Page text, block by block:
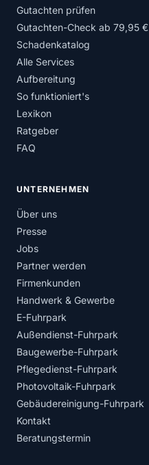
Gutachten prüfen
Gutachten-Check ab 79,95 €
Schadenkatalog
Alle Services
Aufbereitung
So funktioniert's
Lexikon
Ratgeber
FAQ
UNTERNEHMEN
Über uns
Presse
Jobs
Partner werden
Firmenkunden
Handwerk & Gewerbe
E-Fuhrpark
Außendienst-Fuhrpark
Baugewerbe-Fuhrpark
Pflegedienst-Fuhrpark
Photovoltaik-Fuhrpark
Gebäudereinigung-Fuhrpark
Kontakt
Beratungstermin